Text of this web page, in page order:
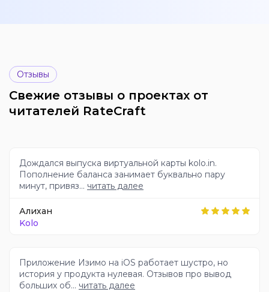
Отзывы
Свежие отзывы о проектах от
читателей RateCraft
Дождался выпуска виртуальной карты kolo.in.
Пополнение баланса занимает буквально пару
минут, привяз... читать далее
Алихан
Kolo
Приложение Изимо на iOS работает шустро, но
история у продукта нулевая. Отзывов про вывод
больших об... читать далее